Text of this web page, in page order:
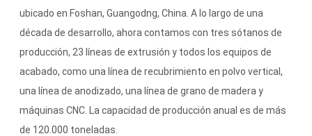
ubicado en Foshan, Guangodng, China. A lo largo de una
década de desarrollo, ahora contamos con tres sótanos de
producción, 23 líneas de extrusión y todos los equipos de
acabado, como una línea de recubrimiento en polvo vertical,
una línea de anodizado, una línea de grano de madera y
máquinas CNC. La capacidad de producción anual es de más
de 120.000 toneladas.